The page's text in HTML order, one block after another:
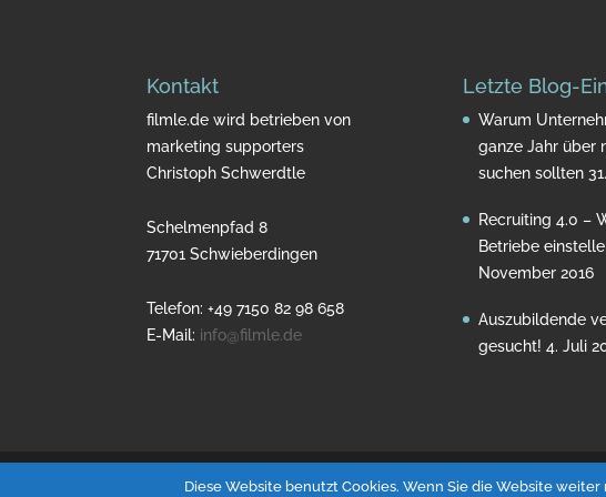
Kontakt
filmle.de wird betrieben von
marketing supporters
Christoph Schwerdtle
Schelmenpfad 8
71701 Schwieberdingen
Telefon: +49 7150 82 98 658
E-Mail: info@filmle.de
Letzte Blog-
Warum
ganze Jahr über
suchen sollten
Recruiting 4.0 –
Betriebe
November 2016
Auszubildende
gesucht! 4. Juli
Designed byWordpress| Powered byWordpress|Impressum
Diese Website benutzt Cookies. Wenn Sie die Website